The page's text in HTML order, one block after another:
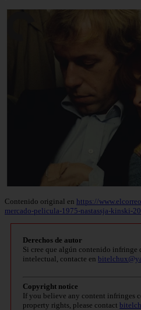
Contenido original en https://
mercado-pelicula-1975-nastassja-kinski-
Derechos de autor
Si cree que algún contenido infringe
intelectual, contacte en
Copyright notice
If you believe any content infringes
property rights, please contact